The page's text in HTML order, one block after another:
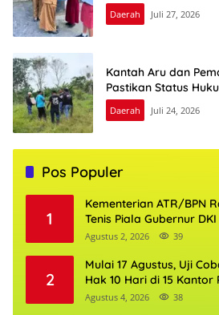
Daerah Juli 27, 2026
Kantah Aru dan
Pastikan Status
Daerah Juli 24, 2026
Pos Populer
1
Kementerian ATR/BPN
Tenis Piala Gubernur
Agustus 2, 2026 39
2
Mulai 17 Agustus, Uji
Hak 10 Hari di 15 Kantor
Agustus 4, 2026 38